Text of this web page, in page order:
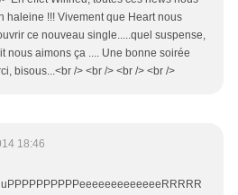
haleine !!! Vivement que Heart nous
ce nouveau single.....quel suspense,
nous aimons ça .... Une bonne soirée
bisous...<br /> <br /> <br /> <br />
18:46